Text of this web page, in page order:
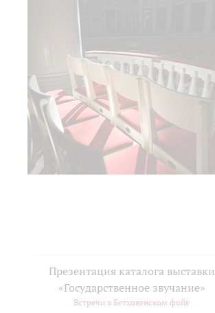
Презентация каталога выставки
«Государственное звучание»
Встречи в Бетховенском фойе